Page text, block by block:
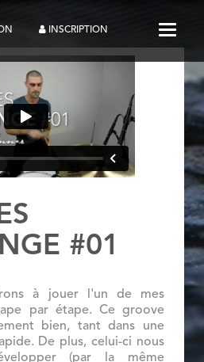
INSCRIPTION
#01
à jouer l'un de mes
par étape. Ce groove
bien, tant dans une
De plus, celui-ci nous
(par la même